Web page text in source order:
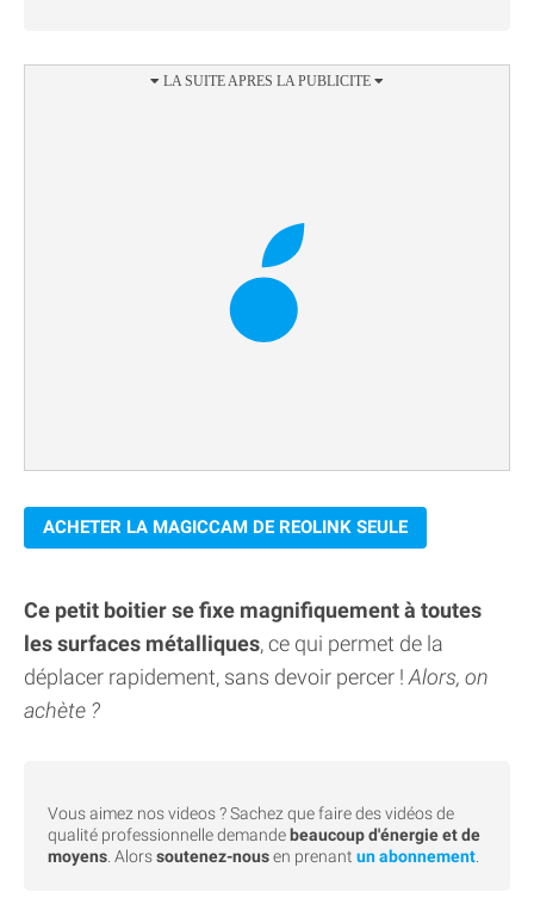
ACHETER LA MAGICCAM DE REOLINK SEULE
Ce petit boitier se fixe magnifiquement à toutes
les surfaces métalliques, ce qui permet de la
déplacer rapidement, sans devoir percer ! Alors, on
achète ?
Vous aimez nos videos ? Sachez que faire des vidéos de
qualité professionnelle demande beaucoup d'énergie et de
moyens . Alorssoutenez-nousen prenant un abonnement